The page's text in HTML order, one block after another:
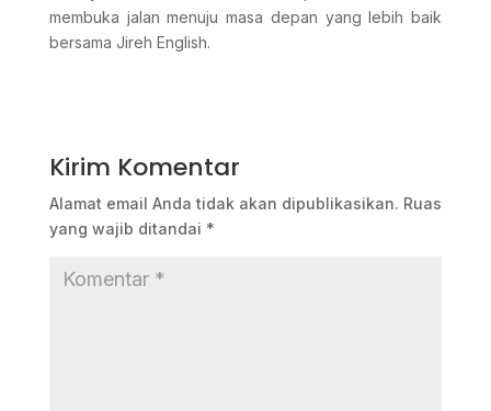
membuka jalan menuju masa depan yang lebih baik
bersama Jireh English.
Kirim Komentar
Alamat email Anda tidak akan dipublikasikan. Ruas
yang wajib ditandai *